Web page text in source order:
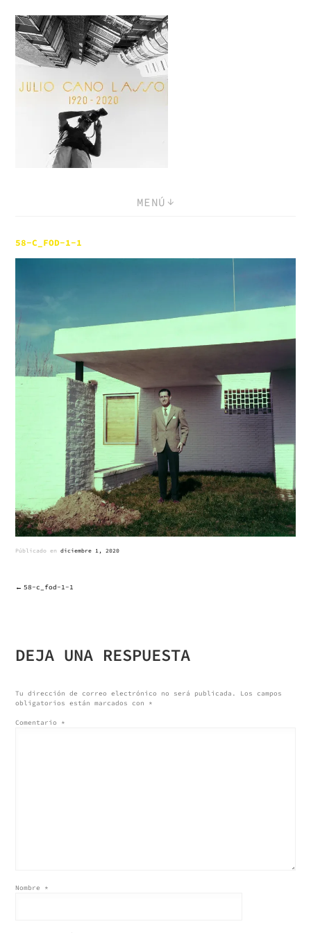
Saltar
al
contenido
MENÚ
58-C_FOD-1-1
Públicado endiciembre 1, 2020
NAVEGACIÓN
ENTRADAS
58-c_fod-1-1
DEJA UNA RESPUESTA
Tu dirección de correo electrónico no será publicada.
Los campos
obligatorios están marcados con *
Comentario *
Nombre *